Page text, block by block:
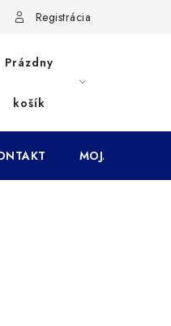
Vernostný program AbovZoo
Registrácia
Prázdny
košík
MOJA